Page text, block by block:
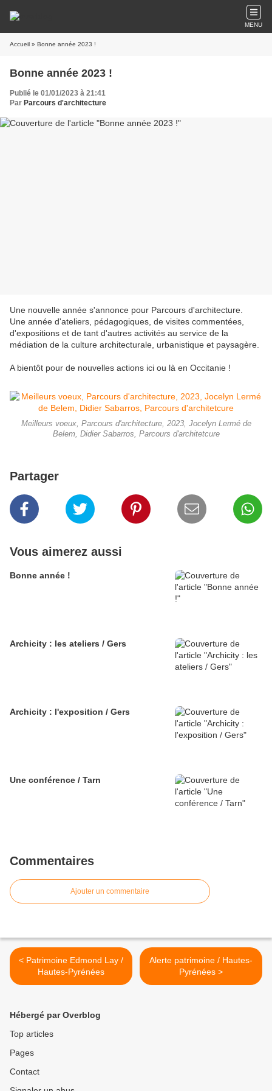
MENU
Accueil » Bonne année 2023 !
Bonne année 2023 !
Publié le 01/01/2023 à 21:41
Par Parcours d'architecture
Une nouvelle année s'annonce pour Parcours d'architecture.
Une année d'ateliers, pédagogiques, de visites commentées,
d'expositions et de tant d'autres activités au service de la
médiation de la culture architecturale, urbanistique et paysagère.
A bientôt pour de nouvelles actions ici ou là en Occitanie !
Meilleurs voeux, Parcours d'architecture, 2023, Jocelyn Lermé de
Belem, Didier Sabarros, Parcours d'architetcure
Partager
Vous aimerez aussi
Bonne année !
Archicity : les ateliers / Gers
Archicity : l'exposition / Gers
Une conférence / Tarn
Commentaires
Ajouter un commentaire
< Patrimoine Edmond Lay /
Hautes-Pyrénées
Alerte patrimoine / Hautes-
Pyrénées >
Hébergé par Overblog
Top articles
Pages
Contact